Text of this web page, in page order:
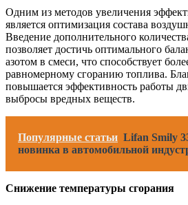
Одним из методов увеличения
является оптимизация состава
Введение дополнительного
позволяет достичь оптимального
азотом в смеси, что способствует
равномерному сгоранию топлива.
повышается эффективность работы
выбросы вредных веществ.
Популярные статьи Lifan Smily
новинка в автомобильной
Снижение температуры сгорания